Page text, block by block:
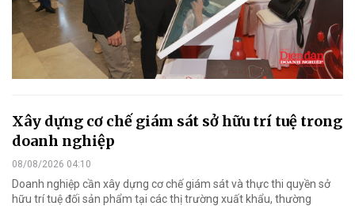
Xây dựng cơ chế giám sát sở hữu trí tuệ trong
doanh nghiệp
08/08/2026 04:10
Doanh nghiệp cần xây dựng cơ chế giám sát và thực thi quyền sở
hữu trí tuệ đối sản phẩm tại các thị trường xuất khẩu, thường